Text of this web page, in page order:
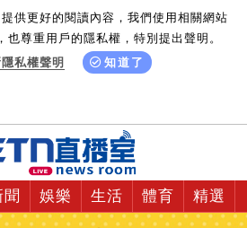
供更好的閱讀內容，我們使用相關網站
也尊重用戶的隱私權，特別提出聲明。
私權聲明
知道了
聞 娛樂 生活 體育 精選